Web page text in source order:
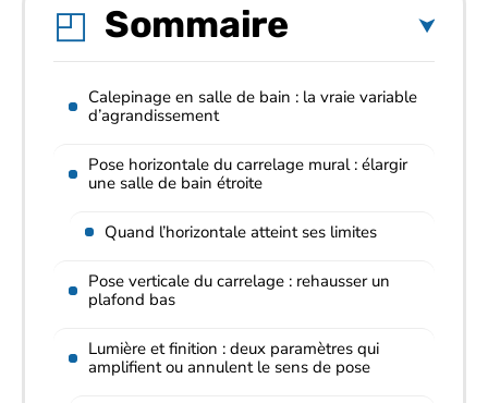
Sommaire
Calepinage en salle de bain : la vraie variable
d’agrandissement
Pose horizontale du carrelage mural : élargir
une salle de bain étroite
Quand l’horizontale atteint ses limites
Pose verticale du carrelage : rehausser un
plafond bas
Lumière et finition : deux paramètres qui
amplifient ou annulent le sens de pose